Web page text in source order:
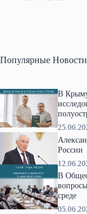
Популярные Новости
В Крыму
России
В
среде